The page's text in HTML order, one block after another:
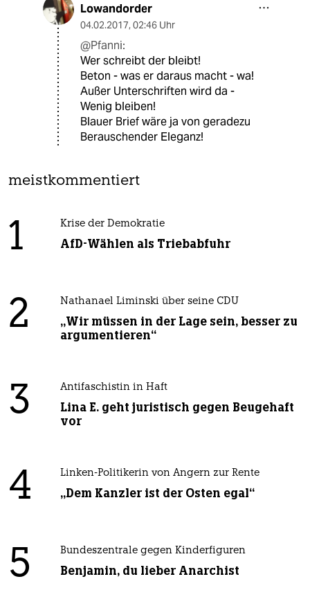
Lowandorder
04.02.2017, 02:46 Uhr
@Pfanni:
Wer schreibt der bleibt!
Beton - was er daraus macht - wa!
Außer Unterschriften wird da -
Wenig bleiben!
Blauer Brief wäre ja von geradezu
Berauschender Eleganz!
meistkommentiert
1 Krise der Demokratie
AfD-Wählen als Triebabfuhr
2 Nathanael Liminski über seine CDU
„Wir müssen in der Lage sein, besser zu
argumentieren“
3 Antifaschistin in Haft
Lina E. geht juristisch gegen Beugehaft
vor
4 Linken-Politikerin von Angern zur Rente
„Dem Kanzler ist der Osten egal“
5 Bundeszentrale gegen Kinderfiguren
Benjamin, du lieber Anarchist